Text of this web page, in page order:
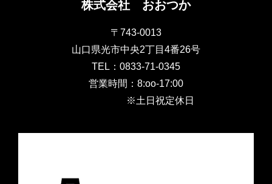
株式会社 おおつか
〒743-0013
山口県光市中央2丁目4番26号
TEL：0833-71-0345
営業時間：8:oo-17:00
※土日祝定休日